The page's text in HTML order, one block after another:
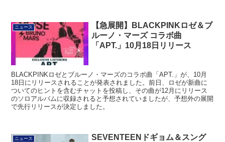
ニュース
【急展開】BLACKPINKロゼ＆ブ
ルーノ・マーズ コラボ曲
「APT.」10月18日リリース
BLACKPINKロゼとブルーノ・マーズのコラボ曲「APT.」が、10月
18日にリリースされることが発表されました。前日、ロゼが新曲に
ついてのヒントを含むチャットを投稿し、その曲が12月にリリース
のソロアルバムに収録されると予想されていましたが、予想外の展開
で先行リリースが決定しました。
ニュース
SEVENTEENドギョム＆スング